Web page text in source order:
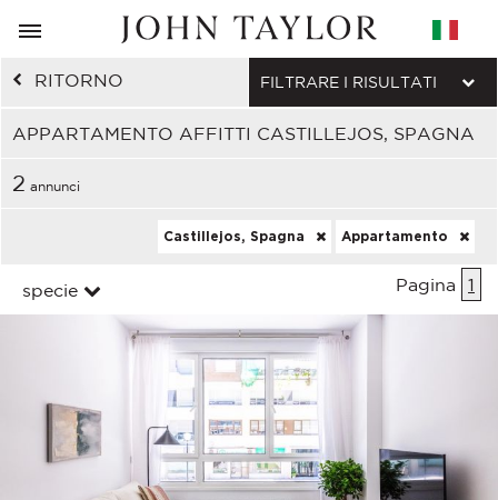
RITORNO
APPARTAMENTO AFFITTI CASTILLEJOS, SPAGNA
FILTRARE I RISULTATI
2 annunci
Castillejos, Spagna Appartamento
specie Pagina 1